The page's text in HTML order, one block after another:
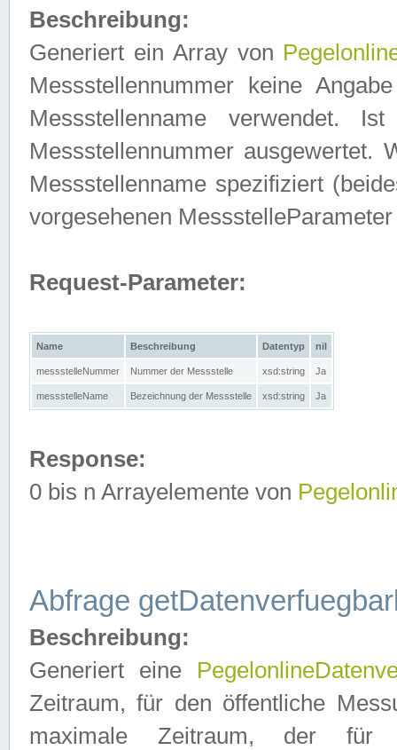
Beschreibung:
Generiert ein Array von
Messstellennummer keine
Messstellenname verwendet.
Messstellennummer ausgewertet.
Messstellenname spezifiziert
vorgesehenen
Request-Parameter:
Name Beschreibung Datentyp nil
messstelleNummer Nummer der Messstelle xsd:string Ja
messstelleName Bezeichnung der Messstelle xsd:string Ja
Response:
0 bis n Arrayelemente von
Abfrage
Beschreibung:
Generiert eine
Zeitraum, für den öffentliche
maximale Zeitraum, der